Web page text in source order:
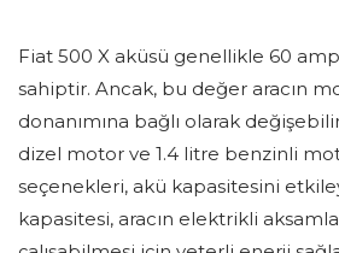
Fiat 500 X aküsü genellikle 60
sahiptir. Ancak, bu değer aracın
donanımına bağlı olarak
dizel motor ve 1.4 litre benzinli
seçenekleri, akü kapasitesini
kapasitesi, aracın elektrikli